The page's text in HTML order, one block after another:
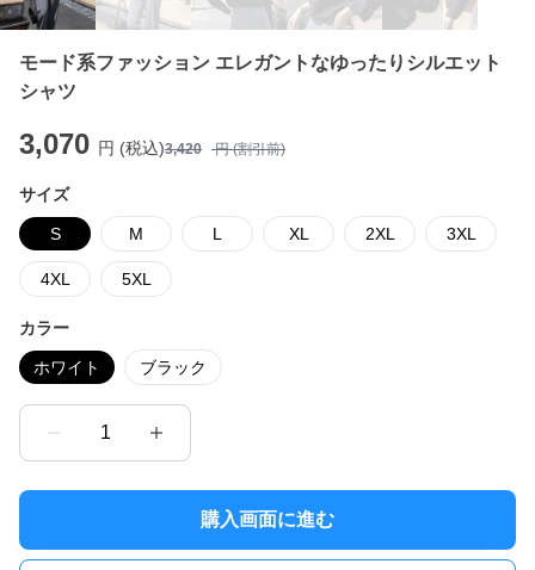
モード系ファッション エレガントなゆったりシルエット
シャツ
3,070 円 (税込)3,420 円 (割引前)
サイズ
S M L XL 2XL 3XL
4XL 5XL
カラー
ホワイト ブラック
1
購入画面に進む